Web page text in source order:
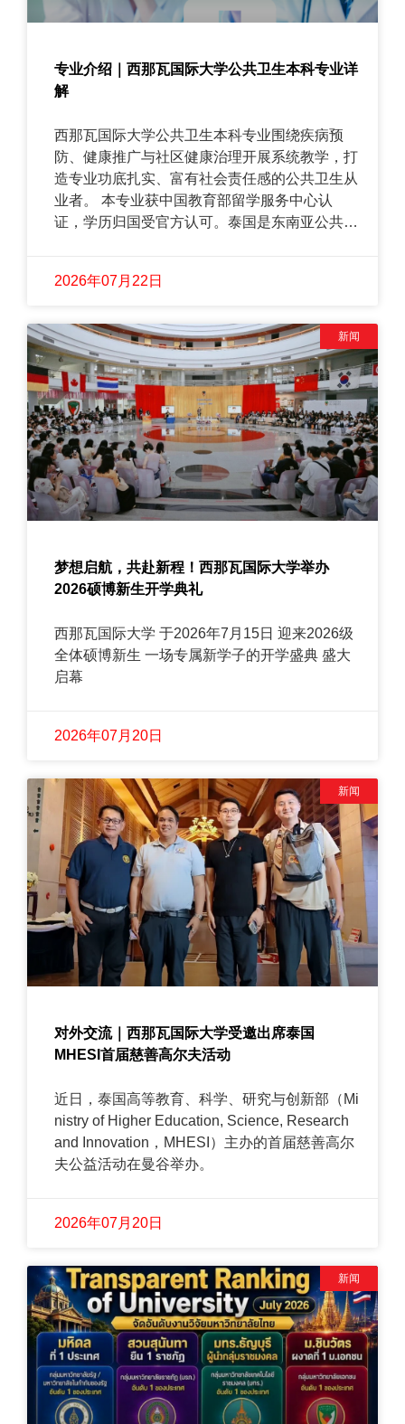
专业介绍｜西那瓦国际大学公共卫生本科专业详
解
西那瓦国际大学公共卫生本科专业围绕疾病预
防、健康推广与社区健康治理开展系统教学，打
造专业功底扎实、富有社会责任感的公共卫生从
业者。 本专业获中国教育部留学服务中心认
证，学历归国受官方认可。泰国是东南亚公共卫
泰就读可沉浸式接触东南亚特色公共卫生案例，
视野局限。
2026年07月22日
新闻
梦想启航，共赴新程！西那瓦国际大学举办
2026硕博新生开学典礼
西那瓦国际大学 于2026年7月15日 迎来2026级
全体硕博新生 一场专属新学子的开学盛典 盛大
启幕
2026年07月20日
新闻
对外交流｜西那瓦国际大学受邀出席泰国
MHESI首届慈善高尔夫活动
近日，泰国高等教育、科学、研究与创新部（Mi
nistry of Higher Education, Science, Research
and Innovation，MHESI）主办的首届慈善高尔
夫公益活动在曼谷举办。
2026年07月20日
新闻